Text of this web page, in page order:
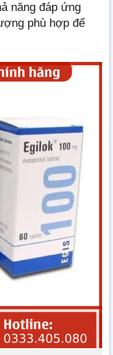
năng đáp ứng
phù hợp để